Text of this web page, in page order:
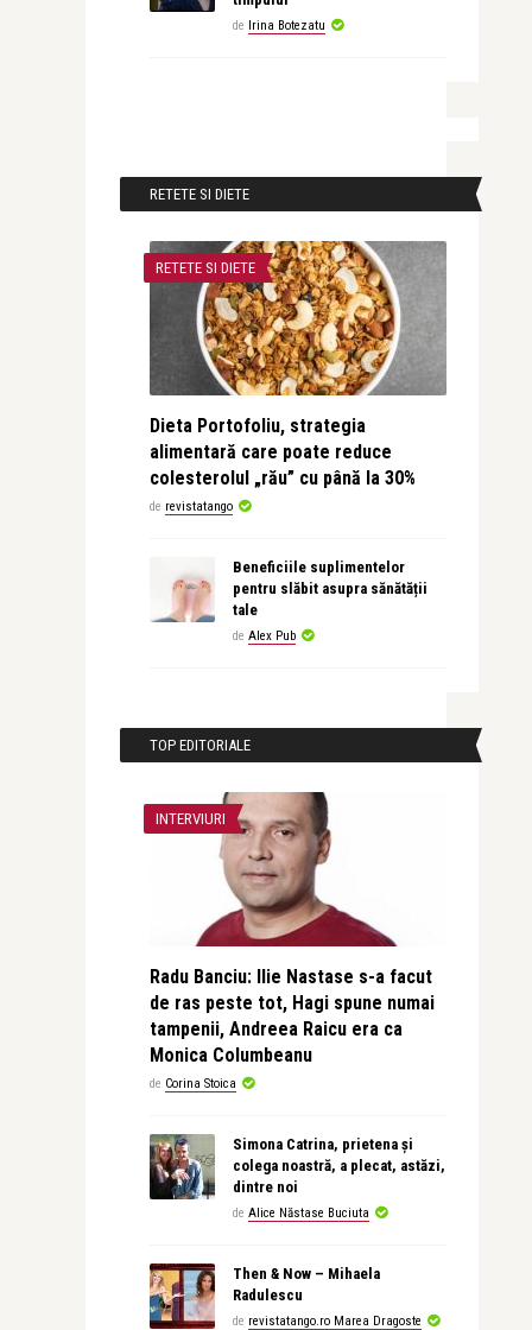
de Irina Botezatu
RETETE SI DIETE
RETETE SI DIETE
Dieta Portofoliu, strategia
alimentară care poate reduce
colesterolul „rău” cu până la 30%
de revistatango
Beneficiile suplimentelor
pentru slăbit asupra sănătății
tale
de Alex Pub
TOP EDITORIALE
INTERVIURI
Radu Banciu: Ilie Nastase s-a facut
de ras peste tot, Hagi spune numai
tampenii, Andreea Raicu era ca
Monica Columbeanu
de Corina Stoica
Simona Catrina, prietena și
colega noastră, a plecat, astăzi,
dintre noi
de Alice Năstase Buciuta
Then & Now – Mihaela
Radulescu
de revistatango.ro Marea Dragoste